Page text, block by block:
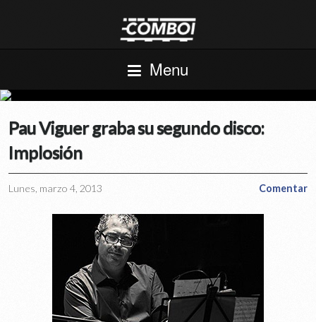
Menu
Pau Viguer graba su segundo disco:
Implosión
Lunes, marzo 4, 2013 Comentar